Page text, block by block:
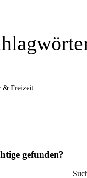
& Freizeit
gefunden?